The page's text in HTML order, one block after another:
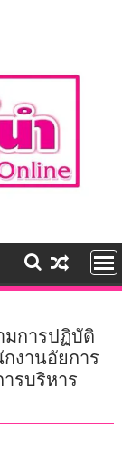
มการปฏิบัติ
งานอัยการ
รบริหาร